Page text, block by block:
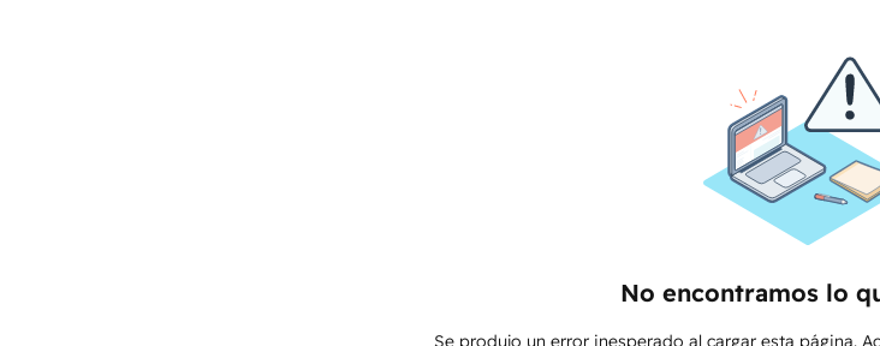
No encontramos lo
Se produjo un error inesperado al cargar esta página.